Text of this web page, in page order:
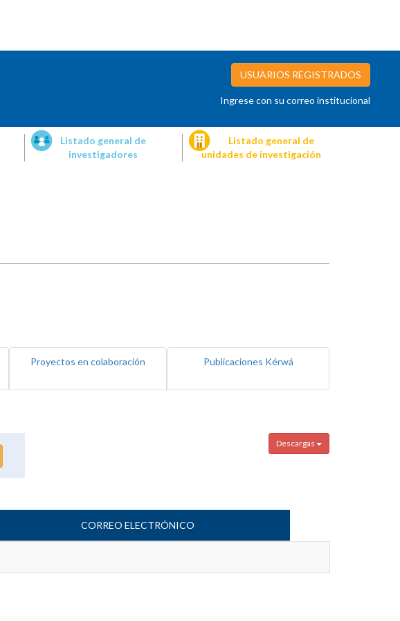
USUARIOS REGISTRADOS
Ingrese con su correo institucional
Listado general de
investigadores
Listado general de
unidades de investigación
Proyectos en colaboración Publicaciones Kérwá
Descargas
CORREO ELECTRÓNICO